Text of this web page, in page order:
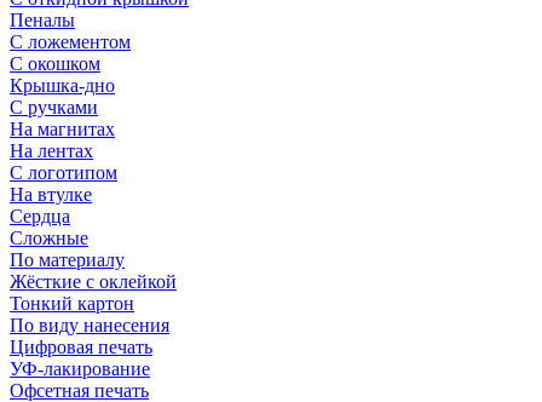
Пеналы
С ложементом
С окошком
Крышка-дно
С ручками
На магнитах
На лентах
С логотипом
На втулке
Сердца
Сложные
По материалу
Жёсткие с оклейкой
Тонкий картон
По виду нанесения
Цифровая печать
УФ-лакирование
Офсетная печать